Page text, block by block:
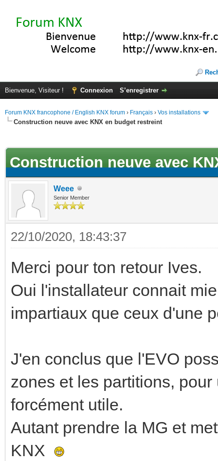
Bienvenue, Visiteur ! Connexion S’enregistrer
Forum KNX francophone / English KNX forum › Français › Vos installations
Construction neuve avec KNX en budget restreint
Construction neuve avec
Weee
Senior Member
22/10/2020, 18:43:37
Merci pour ton retour Ives.
Oui l'installateur connait
impartiaux que ceux d'une
J'en conclus que l'EVO
zones et les partitions,
forcément utile.
Autant prendre la MG et
KNX